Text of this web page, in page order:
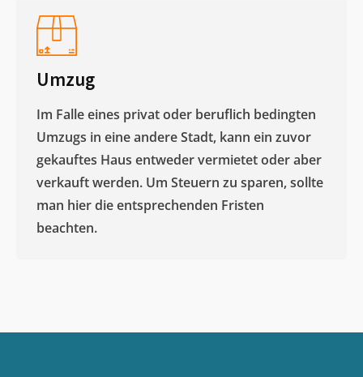
Umzug
Im Falle eines privat oder beruflich bedingten
Umzugs in eine andere Stadt, kann ein zuvor
gekauftes Haus entweder vermietet oder aber
verkauft werden. Um Steuern zu sparen, sollte
man hier die entsprechenden Fristen
beachten.